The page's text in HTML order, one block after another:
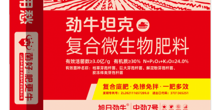
勿与根系直接接触。◆存放在阴凉干燥处保存。◆长时间
存放可能产生板结现象，不影响产品效果。